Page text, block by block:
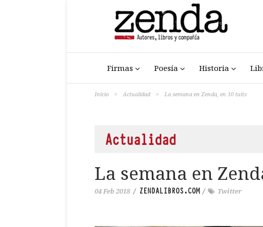
Firmas Poesía Historia
Inicio > Actualidad > La semana en Zenda, en 10 tuits
Actualidad
La semana en
04 Feb 2018 / ZENDALIBROS.COM/ Twitter